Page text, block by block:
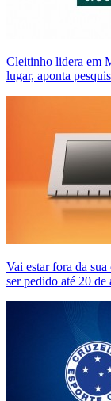
Cleitinho lidera em
lugar, aponta
Vai estar fora da
ser pedido até 20 de